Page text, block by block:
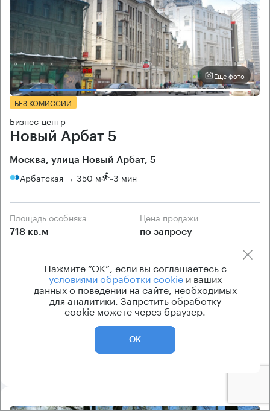
Еще фото
БЕЗ КОМИССИИ
Бизнес-центр
Новый Арбат 5
Москва, улица Новый Арбат, 5
Арбатская → 350 м ~3 мин
Площадь особняка
718 кв.м
Цена продажи
по запросу
приточно-вытяжная
Кондиционирование
центральное
Получить презентацию
Нажмите “ОК”, если вы соглашаетесь с
условиями обработки cookieи ваших
данных о поведении на сайте, необходимых
для аналитики. Запретить обработку
cookie можете через браузер.
ОК